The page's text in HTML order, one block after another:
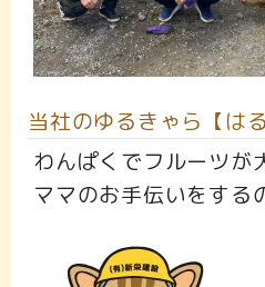
当社のゆるきゃら【は
わんぱくでフルーツが
ママのお手伝いをする